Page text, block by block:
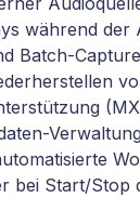
während der
Batch-Capture
bei Start/Stop